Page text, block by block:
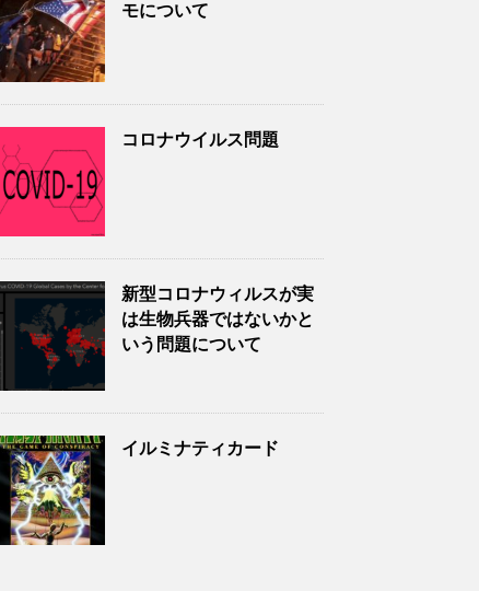
モについて
コロナウイルス問題
新型コロナウィルスが実
は生物兵器ではないかと
いう問題について
イルミナティカード